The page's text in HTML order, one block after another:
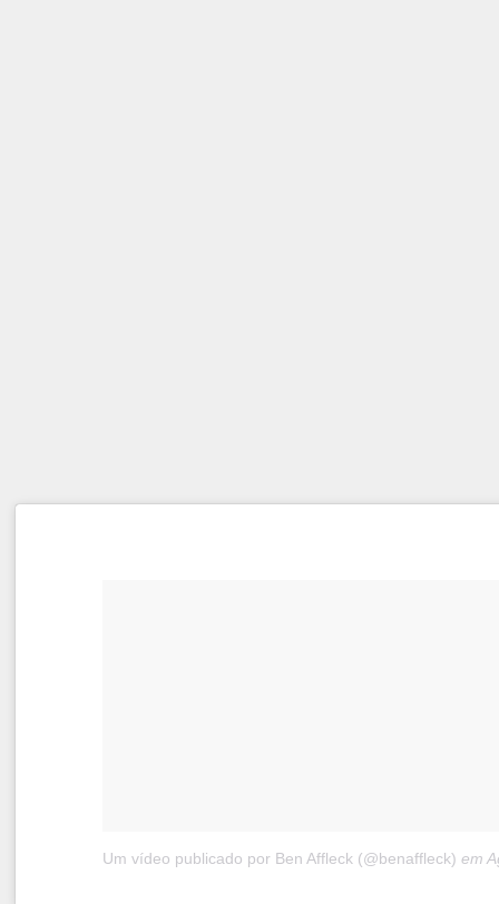
Um vídeo publicado por Ben Affleck (@benaffleck) emAgo